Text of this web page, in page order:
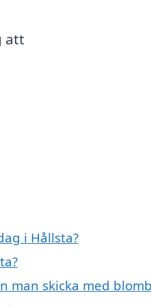
att
i Hållsta?
man skicka med